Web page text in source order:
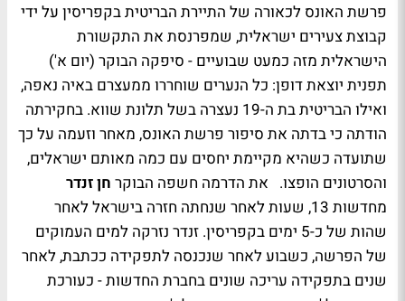
פרשת האונס לכאורה של התיירת הבריטית בקפריסין על ידי
קבוצת צעירים ישראלית, שמפרנסת את התקשורת
הישראלית מזה כמעט שבועיים - סיפקה הבוקר (יום א')
תפנית יוצאת דופן: כל הנערים שוחררו ממעצרם באיה נאפה,
ואילו הבריטית בת ה-19 נעצרה בשל תלונת שווא. בחקירתה
הודתה כי בדתה את סיפור פרשת האונס, מאחר וזעמה על כך
שתועדה כשהיא מקיימת יחסים עם כמה מאותם ישראלים,
והסרטונים הופצו. את הדרמה חשפה הבוקר חן זנדר
מחדשות 13, שעות לאחר שנחתה חזרה בישראל לאחר
שהות של כ-5 ימים בקפריסין. זנדר נזרקה למים העמוקים
של הפרשה, כשבוע לאחר שנכנסה לתפקידה ככתבת, לאחר
שנים בתפקידה עריכה שונים בחברת החדשות - כעורכת